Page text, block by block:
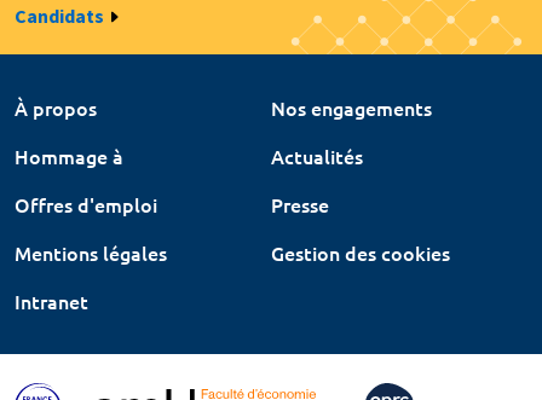
Candidats
À propos
Nos engagements
Hommage à
Actualités
Offres d'emploi
Presse
Mentions légales
Gestion des cookies
Intranet